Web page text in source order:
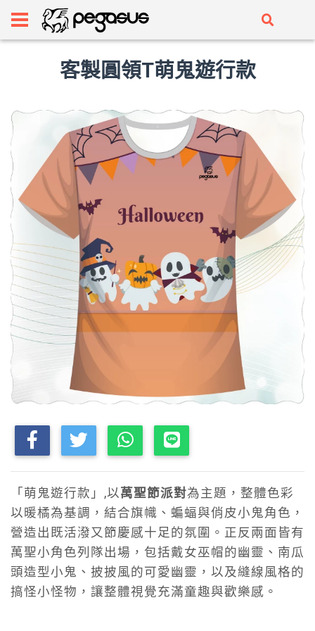
客製圓領T萌鬼遊行款
「萌鬼遊行款」,以萬聖節派對為主題，整體色彩
以暖橘為基調，結合旗幟、蝙蝠與俏皮小鬼角色，
營造出既活潑又節慶感十足的氛圍。正反兩面皆有
萬聖小角色列隊出場，包括戴女巫帽的幽靈、南瓜
頭造型小鬼、披披風的可愛幽靈，以及縫線風格的
搞怪小怪物，讓整體視覺充滿童趣與歡樂感。